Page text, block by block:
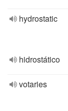
hydrostatic
hidrostático
votaries